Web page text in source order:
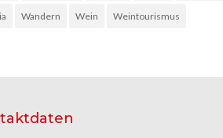
Wandern Wein Weintourismus